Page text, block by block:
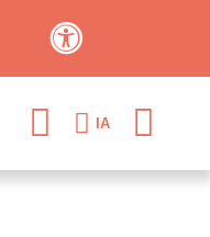
IA